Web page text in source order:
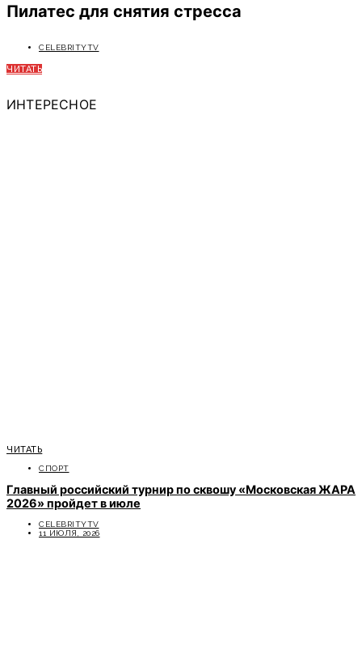
Пилатес для снятия стресса
CELEBRITYTV
ЧИТАТЬ
ИНТЕРЕСНОЕ
ЧИТАТЬ
СПОРТ
Главный российский турнир по сквошу «Московская ЖАРА
2026» пройдет в июле
CELEBRITYTV
11 ИЮЛЯ, 2026